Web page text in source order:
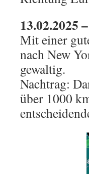
13.02.2025
Mit einer
nach New
gewaltig.
Nachtrag:
über 1000